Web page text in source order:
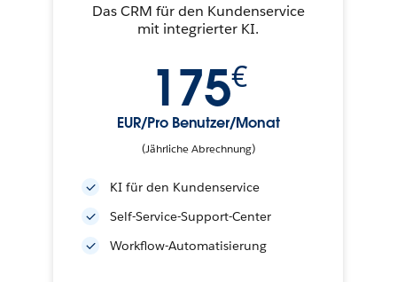
Das CRM für den Kundenservice
mit integrierter KI.
175€
EUR/Pro Benutzer/Monat
(Jährliche Abrechnung)
KI für den Kundenservice
Self-Service-Support-Center
Workflow-Automatisierung